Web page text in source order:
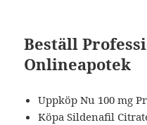
Beställ
Onlineapotek
Uppköp Nu 100 mg
Köpa Sildenafil